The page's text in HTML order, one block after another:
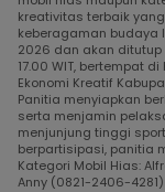
kreativitas terbaik
keberagaman budaya
2026 dan akan
17.00 WIT, bertempat
Ekonomi Kreatif
Panitia menyiapkan
serta menjamin
menjunjung tinggi
berpartisipasi, panitia
Kategori Mobil Hias:
Anny (0821-2406-